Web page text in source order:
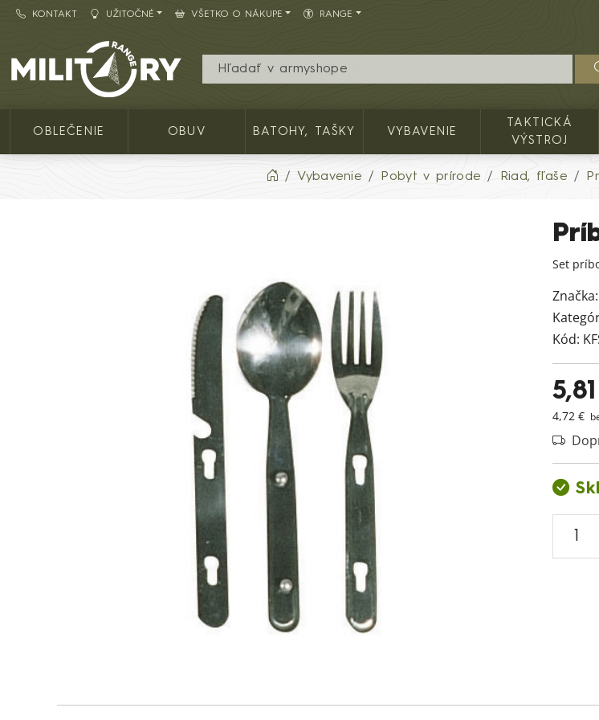
KONTAKT UŽITOČNÉ VŠETKO O NÁKUPE RANGE
Army shop MILITARY RANGE SK
OBLEČENIE OBUV BATOHY, TAŠKY VYBAVENIE
TAKTICKÁ
VÝSTROJ
Vybavenie Pobyt v prírode Riad, fľaše
Set
Značka:
Kód:
4,72 €